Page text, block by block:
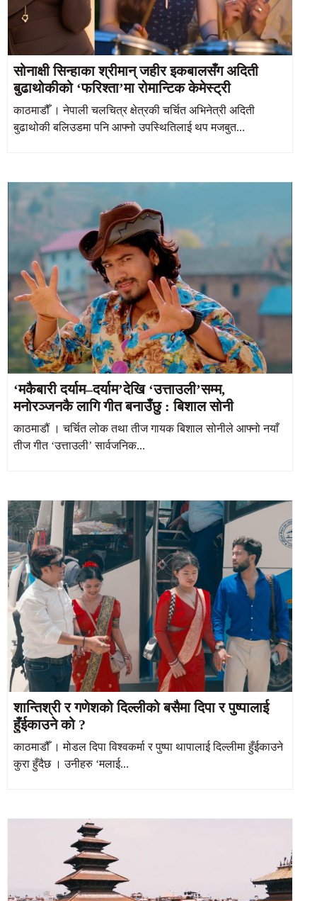
सोनाक्षी सिन्हाका श्रीमान् जहीर इकबालसँग अदिती
बुढाथोकीको ‘फरिश्ता’मा रोमान्टिक केमेस्ट्री
काठमाडौँ । नेपाली चलचित्र क्षेत्रकी चर्चित अभिनेत्री अदिती
बुढाथोकी बलिउडमा पनि आफ्नो उपस्थितिलाई थप मजबुत...
‘मकैबारी दर्याम–दर्याम’देखि ‘उत्ताउली’सम्म,
मनोरञ्जनकै लागि गीत बनाउँछु : बिशाल सोनी
काठमाडौं । चर्चित लोक तथा तीज गायक बिशाल सोनीले आफ्नो नयाँ
तीज गीत ‘उत्ताउली’ सार्वजनिक...
शान्तिश्री र गणेशको दिल्लीको बसैमा दिपा र पुष्पालाई
हुँईकाउने को ?
काठमाडौँ । मोडल दिपा विश्वकर्मा र पुष्पा थापालाई दिल्लीमा हुँईकाउने
कुरा हुँदैछ । उनीहरु ‘मलाई...